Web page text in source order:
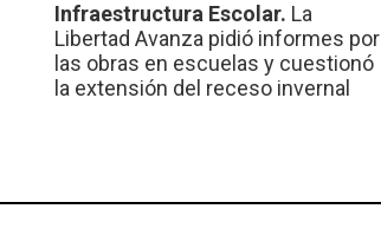
Infraestructura Escolar. La
Libertad Avanza pidió informes por
las obras en escuelas y cuestionó
la extensión del receso invernal